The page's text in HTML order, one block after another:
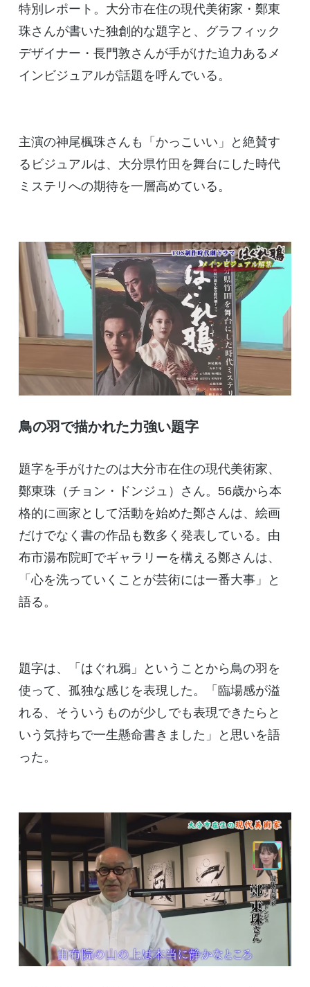
特別レポート。大分市在住の現代美術家・鄭東
珠さんが書いた独創的な題字と、グラフィック
デザイナー・長門敦さんが手がけた迫力あるメ
インビジュアルが話題を呼んでいる。
主演の神尾楓珠さんも「かっこいい」と絶賛す
るビジュアルは、大分県竹田を舞台にした時代
ミステリへの期待を一層高めている。
鳥の羽で描かれた力強い題字
題字を手がけたのは大分市在住の現代美術家、
鄭東珠（チョン・ドンジュ）さん。56歳から本
格的に画家として活動を始めた鄭さんは、絵画
だけでなく書の作品も数多く発表している。由
布市湯布院町でギャラリーを構える鄭さんは、
「心を洗っていくことが芸術には一番大事」と
語る。
題字は、「はぐれ鴉」ということから鳥の羽を
使って、孤独な感じを表現した。「臨場感が溢
れる、そういうものが少しでも表現できたらと
いう気持ちで一生懸命書きました」と思いを語
った。